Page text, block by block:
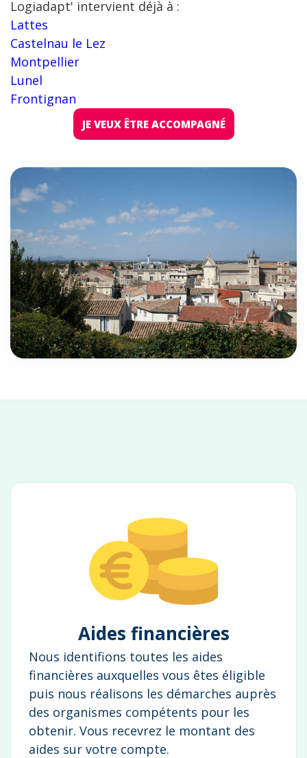
Logiadapt' intervient déjà à :
Lattes
Castelnau le Lez
Montpellier
Lunel
Frontignan
JE VEUX ÊTRE ACCOMPAGNÉ
Aides financières
Nous identifions toutes les aides
financières auxquelles vous êtes éligible
puis nous réalisons les démarches auprès
des organismes compétents pour les
obtenir. Vous recevrez le montant des
aides sur votre compte.